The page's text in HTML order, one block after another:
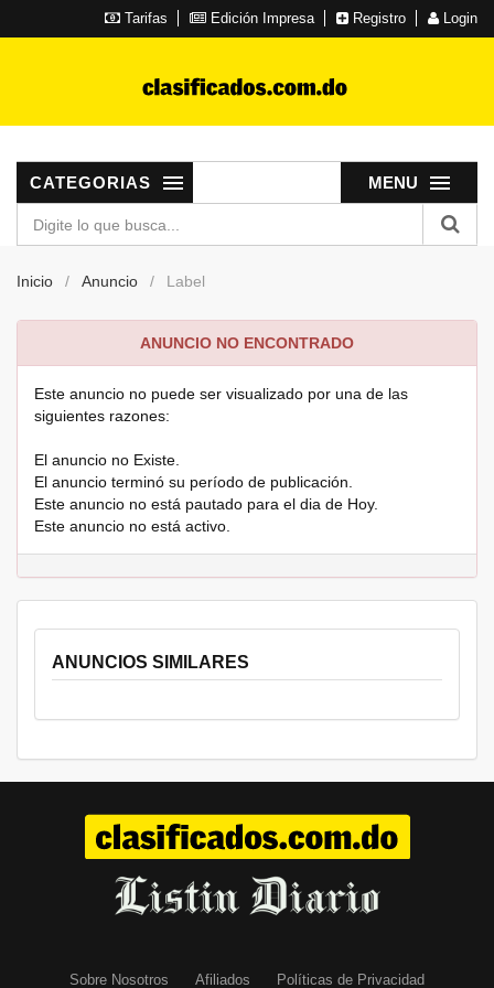
Tarifas Edición Impresa Registro Login
MENU
CATEGORIAS
Inicio Anuncio Label
ANUNCIO NO ENCONTRADO
Este anuncio no puede ser visualizado por una de las
siguientes razones:
El anuncio no Existe.
El anuncio terminó su período de publicación.
Este anuncio no está pautado para el dia de Hoy.
Este anuncio no está activo.
ANUNCIOS SIMILARES
Sobre Nosotros Afiliados Políticas de Privacidad